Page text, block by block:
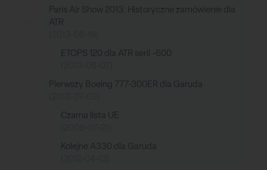
Paris Air Show 2013: Historyczne zamówienie dla
ATR
ETOPS 120 dla ATR serii -600
Pierwszy Boeing 777-300ER dla Garuda
Czarna lista UE
Kolejne A330 dla Garuda